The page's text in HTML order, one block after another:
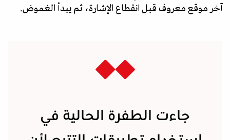
آخر موقع معروف قبل انقطاع الإشارة، ثم يبدأ الغموض.
جاءت الطفرة الحالية في